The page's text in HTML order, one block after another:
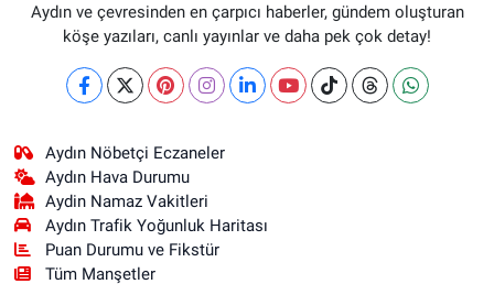
Aydın ve çevresinden en çarpıcı haberler, gündem oluşturan
köşe yazıları, canlı yayınlar ve daha pek çok detay!
Aydın Nöbetçi Eczaneler
Aydın Hava Durumu
Aydin Namaz Vakitleri
Aydın Trafik Yoğunluk Haritası
Puan Durumu ve Fikstür
Tüm Manşetler